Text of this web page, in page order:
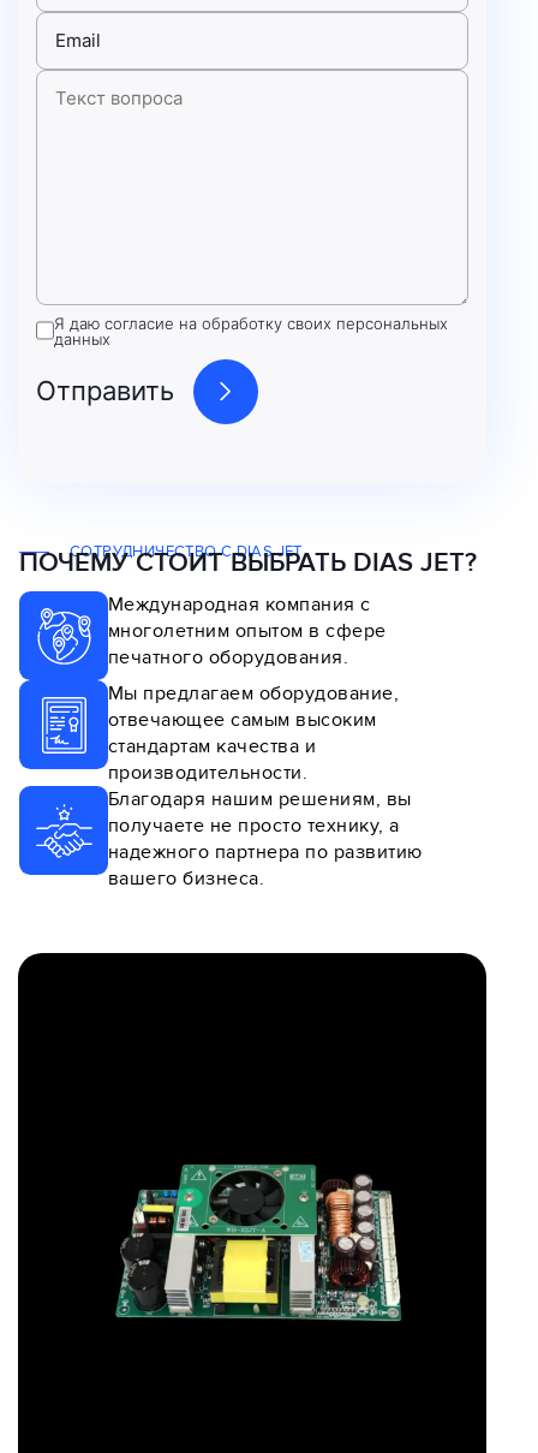
Я даю согласие на обработку своих персональных
данных
СОТРУДНИЧЕСТВО С DIAS JET
ПОЧЕМУ СТОИТ ВЫБРАТЬ DIAS JET?
Международная компания с
многолетним опытом в сфере
печатного оборудования.
Мы предлагаем оборудование,
отвечающее самым высоким
стандартам качества и
производительности.
Благодаря нашим решениям, вы
получаете не просто технику, а
надежного партнера по развитию
вашего бизнеса.